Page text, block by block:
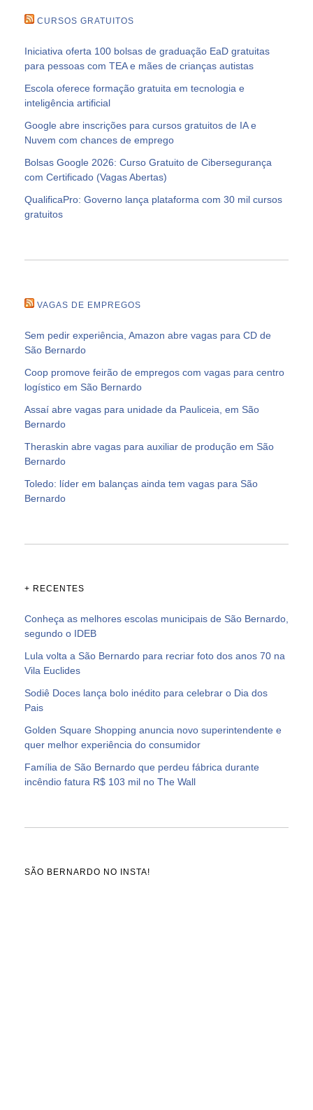
CURSOS GRATUITOS
Iniciativa oferta 100 bolsas de graduação EaD gratuitas
para pessoas com TEA e mães de crianças autistas
Escola oferece formação gratuita em tecnologia e
inteligência artificial
Google abre inscrições para cursos gratuitos de IA e
Nuvem com chances de emprego
Bolsas Google 2026: Curso Gratuito de Cibersegurança
com Certificado (Vagas Abertas)
QualificaPro: Governo lança plataforma com 30 mil cursos
gratuitos
VAGAS DE EMPREGOS
Sem pedir experiência, Amazon abre vagas para CD de
São Bernardo
Coop promove feirão de empregos com vagas para centro
logístico em São Bernardo
Assaí abre vagas para unidade da Pauliceia, em São
Bernardo
Theraskin abre vagas para auxiliar de produção em São
Bernardo
Toledo: líder em balanças ainda tem vagas para São
Bernardo
+ RECENTES
Conheça as melhores escolas municipais de São Bernardo,
segundo o IDEB
Lula volta a São Bernardo para recriar foto dos anos 70 na
Vila Euclides
Sodiê Doces lança bolo inédito para celebrar o Dia dos
Pais
Golden Square Shopping anuncia novo superintendente e
quer melhor experiência do consumidor
Família de São Bernardo que perdeu fábrica durante
incêndio fatura R$ 103 mil no The Wall
SÃO BERNARDO NO INSTA!